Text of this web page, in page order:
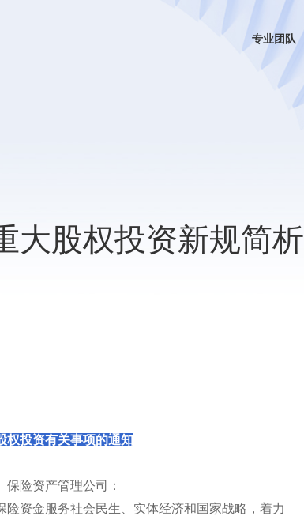
专业团队
大股权投资新规简析
权投资有关事项的通知
险资产管理公司：
资金服务社会民生、实体经济和国家战略，着力